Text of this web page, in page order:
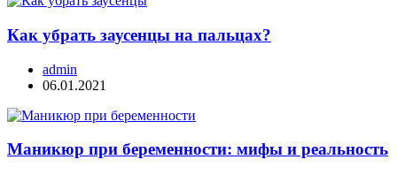
Как убрать заусенцы на пальцах?
admin
06.01.2021
Маникюр при беременности: мифы и реальность